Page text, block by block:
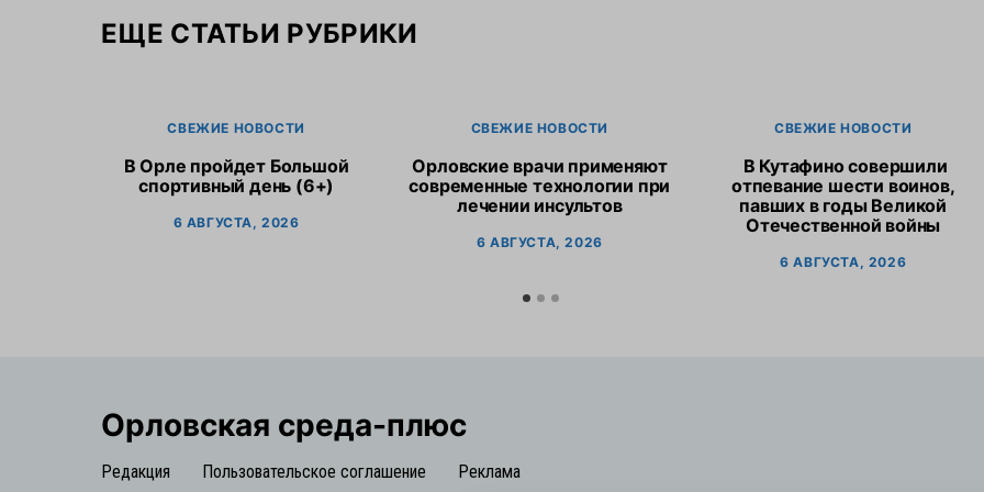
ЕЩЕ СТАТЬИ РУБРИКИ
СВЕЖИЕ НОВОСТИ
В Орле пройдет Большой
спортивный день (6+)
6 АВГУСТА, 2026
СВЕЖИЕ НОВОСТИ
Орловские врачи применяют
современные технологии при
лечении инсультов
6 АВГУСТА, 2026
СВЕЖИЕ НОВОСТИ
В Кутафино совершили
отпевание шести воинов,
павших в годы Великой
Отечественной войны
6 АВГУСТА, 2026
Орловская cреда-плюс
Редакция Пользовательское соглашение Реклама